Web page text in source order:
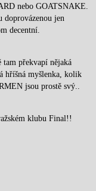
nebo GOATSNAKE.
doprovázenou jen
decentní.
tam překvapí nějaká
hříšná myšlenka, kolik
jsou prostě svý..
klubu Final!!